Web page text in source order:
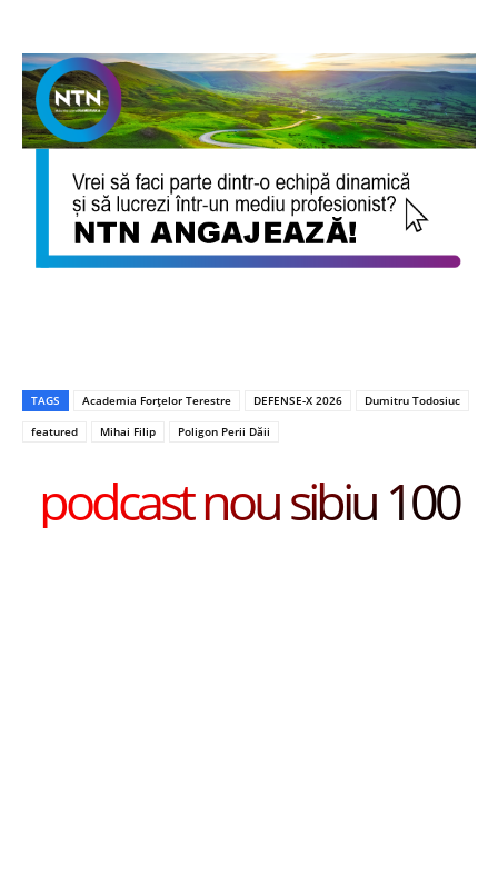
TAGS Academia Forțelor Terestre DEFENSE-X 2026
Dumitru Todosiuc
featured
Mihai Filip Poligon Perii Dăii
podcast nou sibiu 100